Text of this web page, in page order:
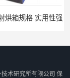
烘箱规格 实用性强
术研究所有限公司 保